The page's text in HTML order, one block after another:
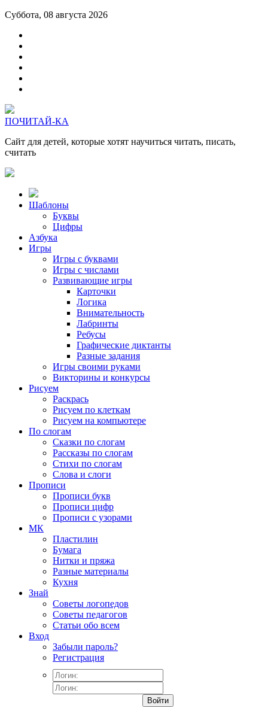
Суббота, 08 августа 2026
ПОЧИТАЙ-КА
Сайт для детей, которые хотят научиться читать, писать,
считать
Шаблоны
Буквы
Цифры
Азбука
Игры
Игры с буквами
Игры с числами
Развивающие игры
Карточки
Логика
Внимательность
Лабринты
Ребусы
Графические диктанты
Разные задания
Игры своими руками
Викторины и конкурсы
Рисуем
Раскрась
Рисуем по клеткам
Рисуем на компьютере
По слогам
Сказки по слогам
Рассказы по слогам
Стихи по слогам
Слова и слоги
Прописи
Прописи букв
Прописи цифр
Прописи с узорами
МК
Пластилин
Бумага
Нитки и пряжа
Разные материалы
Кухня
Знай
Советы логопедов
Советы педагогов
Статьи обо всем
Вход
Забыли пароль?
Регистрация
Войти